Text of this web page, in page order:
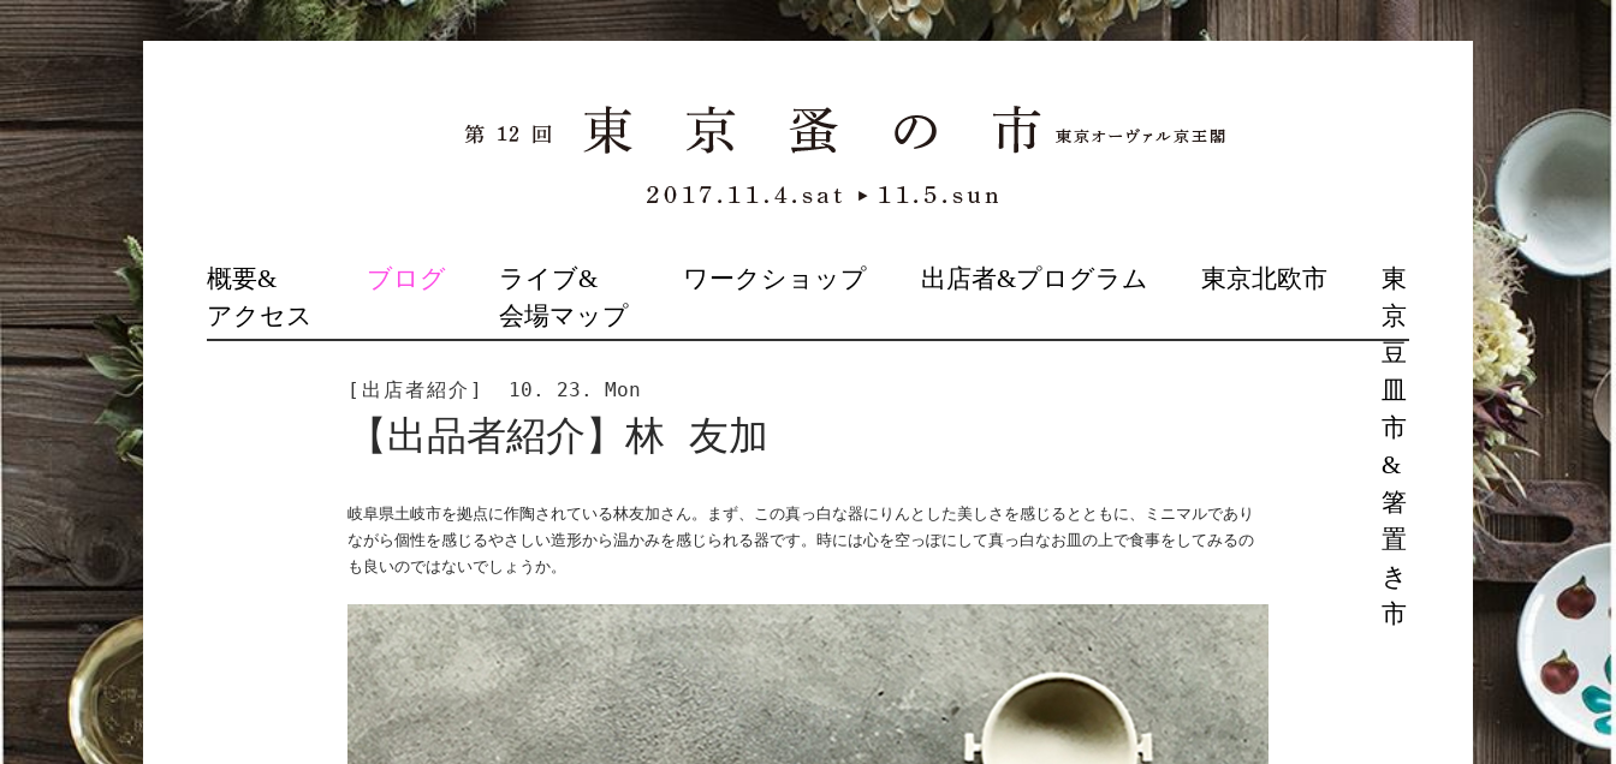
SKIP
TO
CONTENT
概要&
アクセス
ブログ
ライブ&
会場マップ
ワークショップ 出店者&プログラム 東京北欧市
東
京
豆
皿
市
&
箸
置
き
市
[出店者紹介] 10. 23. Mon
【出品者紹介】林 友加
岐阜県土岐市を拠点に作陶されている林友加さん。まず、この真っ白な器にりんとした美しさを感じるとともに、ミニマルであり
ながら個性を感じるやさしい造形から温かみを感じられる器です。時には心を空っぽにして真っ白なお皿の上で食事をしてみるの
も良いのではないでしょうか。